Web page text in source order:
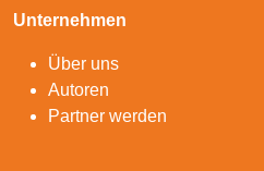
Unternehmen
Über uns
Autoren
Partner werden